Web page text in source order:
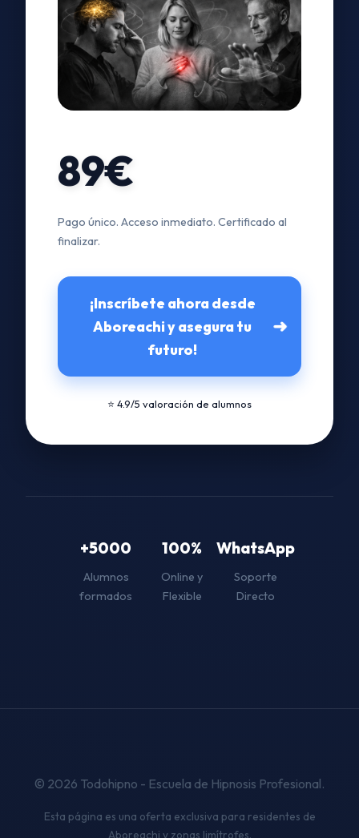
89€
Pago único. Acceso inmediato. Certificado al
finalizar.
¡Inscríbete ahora desde
Aboreachi y asegura tu
futuro!
➜
⭐ 4.9/5 valoración de alumnos
+5000
Alumnos
formados
100%
Online y
Flexible
WhatsApp
Soporte
Directo
© 2026 Todohipno - Escuela de Hipnosis Profesional.
Esta página es una oferta exclusiva para residentes de
Aboreachi y zonas limítrofes.